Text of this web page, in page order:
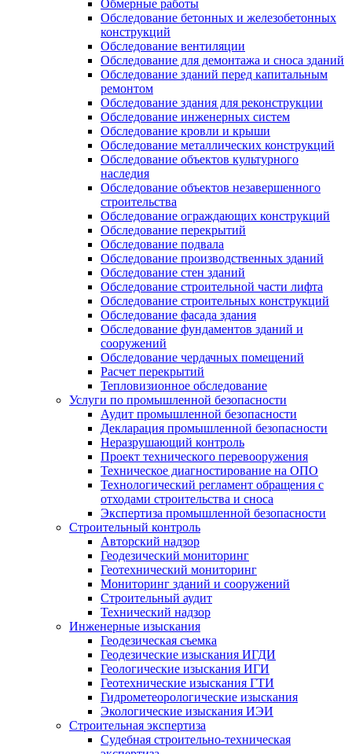
Обмерные работы
Обследование бетонных и железобетонных
конструкций
Обследование вентиляции
Обследование для демонтажа и сноса зданий
Обследование зданий перед капитальным
ремонтом
Обследование здания для реконструкции
Обследование инженерных систем
Обследование кровли и крыши
Обследование металлических конструкций
Обследование объектов культурного
наследия
Обследование объектов незавершенного
строительства
Обследование ограждающих конструкций
Обследование перекрытий
Обследование подвала
Обследование производственных зданий
Обследование стен зданий
Обследование строительной части лифта
Обследование строительных конструкций
Обследование фасада здания
Обследование фундаментов зданий и
сооружений
Обследование чердачных помещений
Расчет перекрытий
Тепловизионное обследование
Услуги по промышленной безопасности
Аудит промышленной безопасности
Декларация промышленной безопасности
Неразрушающий контроль
Проект технического перевооружения
Техническое диагностирование на ОПО
Технологический регламент обращения с
отходами строительства и сноса
Экспертиза промышленной безопасности
Строительный контроль
Авторский надзор
Геодезический мониторинг
Геотехнический мониторинг
Мониторинг зданий и сооружений
Строительный аудит
Технический надзор
Инженерные изыскания
Геодезическая съемка
Геодезические изыскания ИГДИ
Геологические изыскания ИГИ
Геотехнические изыскания ГТИ
Гидрометеорологические изыскания
Экологические изыскания ИЭИ
Строительная экспертиза
Судебная строительно-техническая